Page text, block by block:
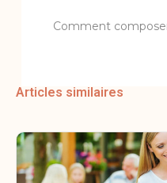
Articles similaires